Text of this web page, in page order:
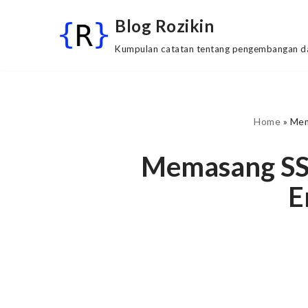
Blog Rozikin
Kumpulan catatan tentang pengembangan
Home »
Memasang